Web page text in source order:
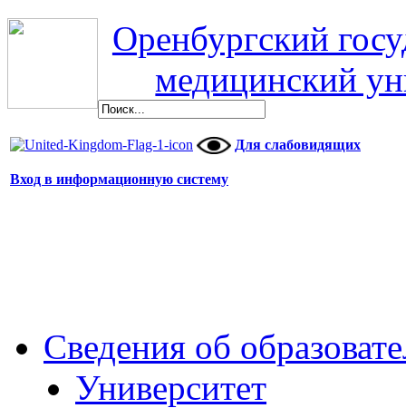
Оренбургский
медицинский
Для слабовидящих
Вход в информационную систему
Сведения об
Университет